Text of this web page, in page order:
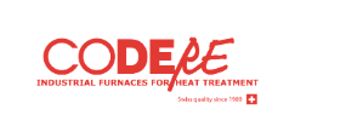
contenu